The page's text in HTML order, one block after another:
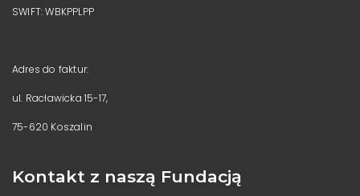
SWIFT: WBKPPLPP
Adres do faktur:
ul. Racławicka 15-17,
75-620 Koszalin
Kontakt z naszą Fundacją